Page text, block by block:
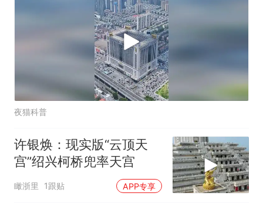
夜猫科普
许银焕：现实版“云顶天
宫”绍兴柯桥兜率天宫
瞰浙里 1跟贴 APP专享